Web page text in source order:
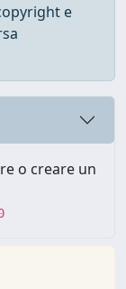
e
o creare un